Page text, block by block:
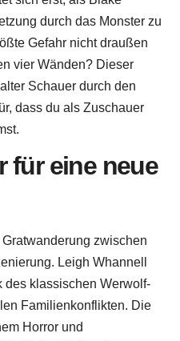
durch das Monster zu
Gefahr nicht draußen
vier Wänden? Dieser
Schauer durch den
dass du als Zuschauer
für eine neue
Gratwanderung zwischen
Leigh Whannell
des klassischen Werwolf-
Familienkonflikten. Die
Horror und